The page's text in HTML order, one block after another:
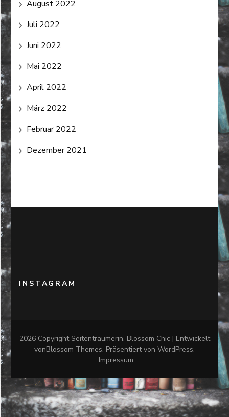
August 2022
Juli 2022
Juni 2022
Mai 2022
April 2022
März 2022
Februar 2022
Dezember 2021
INSTAGRAM
2026 CopyrightSeitenträumerin. Blossom Chic | Entwickelt
vonBlossom Themes. Präsentiert von WordPress.
Impressum